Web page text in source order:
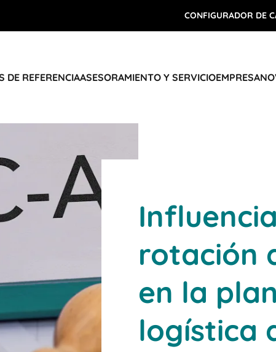
CONFIGURADOR DE
DE REFERENCIAASESORAMIENTO Y SERVICIOEMPRESA
rotación
en la
logística